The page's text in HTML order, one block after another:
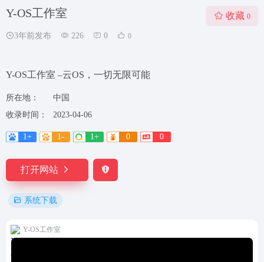
Y-OS工作室
3年前发布 226 0 0
收藏 0
Y-OS工作室 –云OS，一切无限可能
所在地：
中国
收录时间：
2023-04-06
1+ 1- 1+ 0 0
打开网站
系统下载
Y-OS工作室